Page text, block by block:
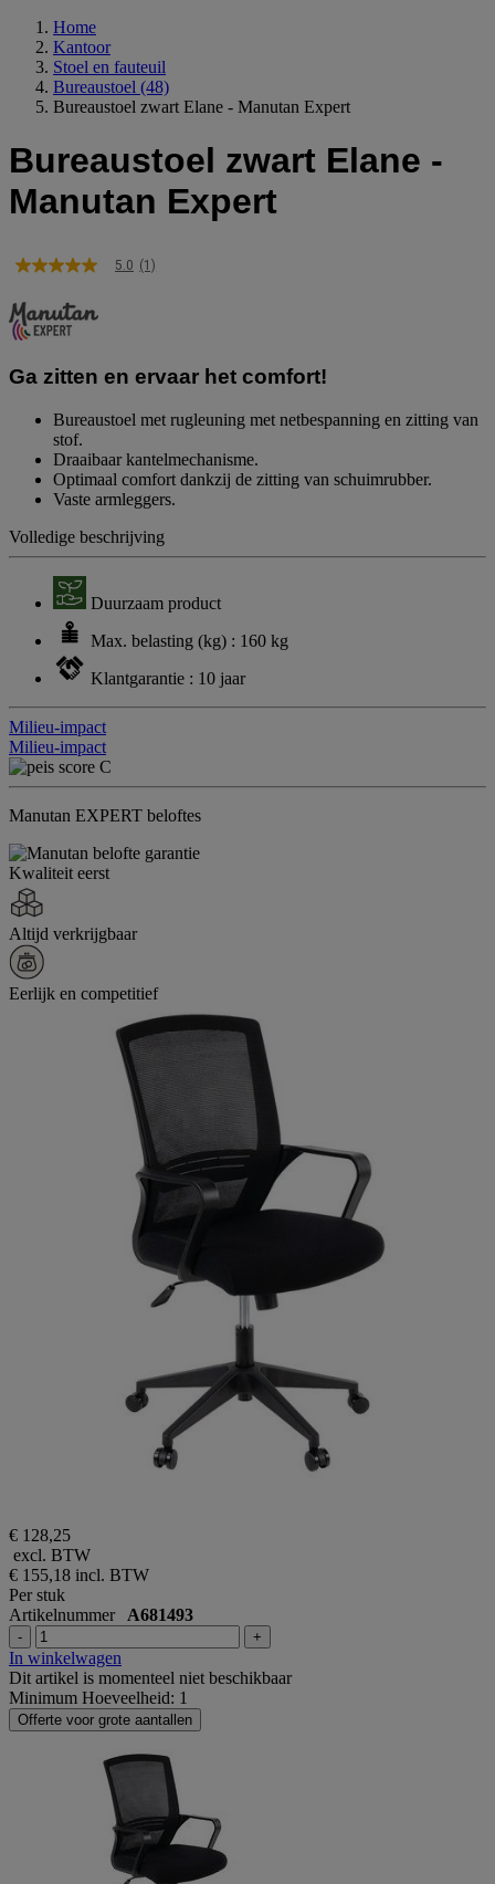
Home
Kantoor
Stoel en fauteuil
Bureaustoel (48)
Bureaustoel zwart Elane - Manutan Expert
Bureaustoel zwart Elane -
Manutan Expert
5.0
5
sterren,
gemiddelde
Read
Review.
Dezelfde
paginalink.
5.0 (1)
Ga zitten en ervaar het comfort!
Bureaustoel met rugleuning met netbespanning en zitting van
stof.
Draaibaar kantelmechanisme.
Optimaal comfort dankzij de zitting van schuimrubber.
Vaste armleggers.
Volledige beschrijving
Duurzaam product
Max. belasting (kg) : 160 kg
Klantgarantie : 10 jaar
Milieu-impact
Milieu-impact
Manutan EXPERT beloftes
Kwaliteit eerst
Altijd verkrijgbaar
Eerlijk en competitief
€ 128,25
excl. BTW
€ 155,18 incl. BTW
Per stuk
Artikelnummer A681493
- +
In winkelwagen
Dit artikel is momenteel niet beschikbaar
Minimum Hoeveelheid: 1
Offerte voor grote aantallen